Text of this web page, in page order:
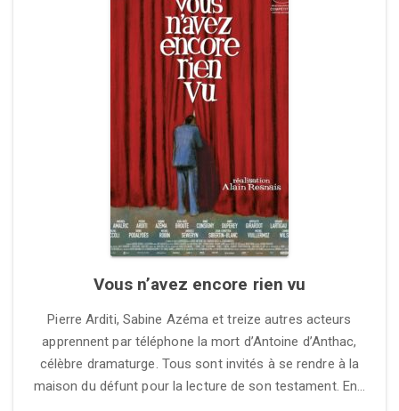
Vous n’avez encore rien vu
Pierre Arditi, Sabine Azéma et treize autres acteurs
apprennent par téléphone la mort d’Antoine d’Anthac,
célèbre dramaturge. Tous sont invités à se rendre à la
maison du défunt pour la lecture de son testament. En…